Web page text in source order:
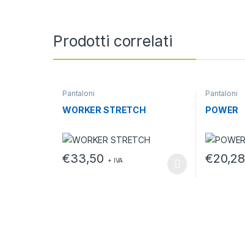
Prodotti correlati
Pantaloni
WORKER STRETCH
€33,50 + IVA
Pantaloni
POWER
€20,28